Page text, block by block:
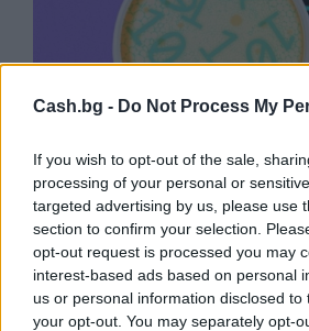
Cash.bg - Do Not Process My
If you wish to opt-out of the sale,
processing of your personal or
targeted advertising by us, please use
section to confirm your selection.
opt-out request is processed you may
interest-based ads based on personal
us or personal information disclosed
your opt-out. You may separately opt-
Изкуствен интелект за
създаде нови
07.08.2026 / 15:30